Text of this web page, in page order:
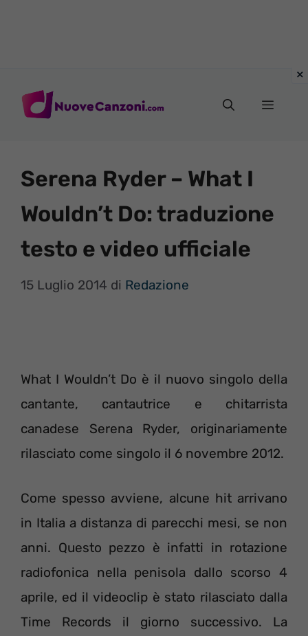
Menu
Serena Ryder – What I
Wouldn’t Do: traduzione
testo e video ufficiale
15 Luglio 2014 di Redazione
What I Wouldn’t Do è il nuovo singolo della
cantante, cantautrice e chitarrista
canadese Serena Ryder, originariamente
rilasciato come singolo il 6 novembre 2012.
Come spesso avviene, alcune hit arrivano
in Italia a distanza di parecchi mesi, se non
anni. Questo pezzo è infatti in rotazione
radiofonica nella penisola dallo scorso 4
aprile, ed il videoclip è stato rilasciato dalla
Time Records il giorno successivo. La